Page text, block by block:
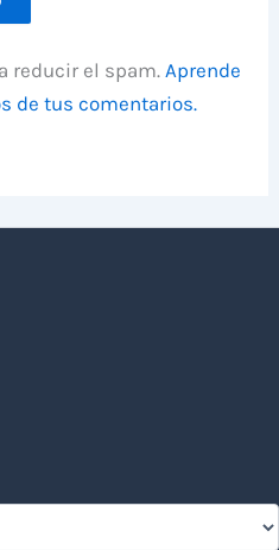
reducir el spam.Aprende
de tus comentarios.